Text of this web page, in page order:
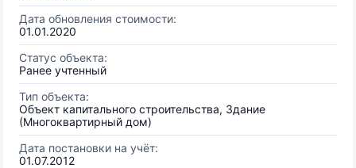
Дата обновления стоимости:
01.01.2020
Статус объекта:
Ранее учтенный
Тип объекта:
Объект капитального строительства, Здание
(Многоквартирный дом)
Дата постановки на учёт:
01.07.2012